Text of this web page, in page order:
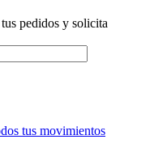
pedidos y solicita
tus movimientos